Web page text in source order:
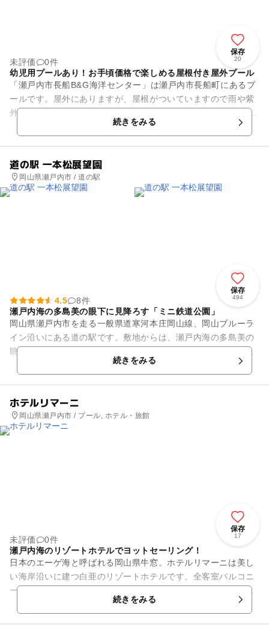
保存
20
未評価
0件
幼児用プールあり！お手頃価格で楽しめる屋根付き屋外プール
「瀬戸内市長船B&G海洋センター」は瀬戸内市長船町にあるプ
ールです。屋外にありますが、屋根がついていますので雨や紫
外線を恐れずに楽しめます。場内には全長10メートル水深50～
続きをみる
道の駅 一本松展望園
岡山県瀬戸内市 / 道の駅
保存
494
4.5
8件
瀬戸内海の多島美の眼下に見降ろす「ミニ鉄道公園」
岡山県瀬戸内市を走る一般県道寒河本庄岡山線、岡山ブルーラ
イン沿いにある道の駅です。敷地からは、瀬戸内海の多島美の
眺望が広がり、岡山ブルーライン屈指の景観を誇っています。
敷地内の「ミニ鉄道公園」に...続きをみる
ホテルリマーニ
岡山県瀬戸内市 / プール, ホテル・旅館
保存
17
未評価
0件
瀬戸内海のリゾートホテルでヨットセーリング！
日本のエーゲ海と呼ばれる岡山県牛窓。ホテルリマーニは美し
い海岸沿いに建つ白亜のリゾートホテルです。全客室バルコニ
ー付なので、思う存分瀬戸内の穏やかな海を眺めることができ
続きをみる